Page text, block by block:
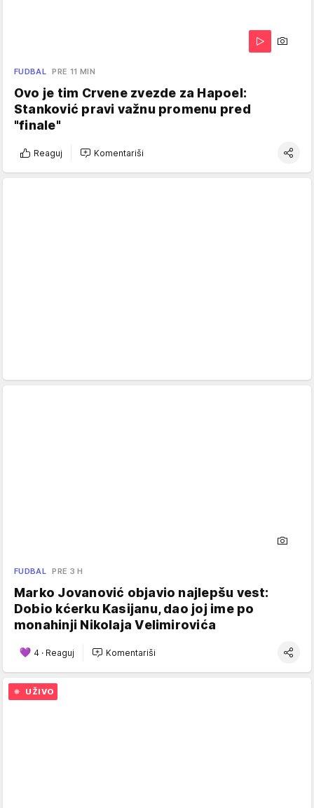
FUDBAL PRE 11 MIN
Ovo je tim Crvene zvezde za Hapoel:
Stanković pravi važnu promenu pred
"finale"
Reaguj Komentariši
FUDBAL PRE 3 H
Marko Jovanović objavio najlepšu vest:
Dobio kćerku Kasijanu, dao joj ime po
monahinji Nikolaja Velimirovića
4 · Reaguj Komentariši
UŽIVO